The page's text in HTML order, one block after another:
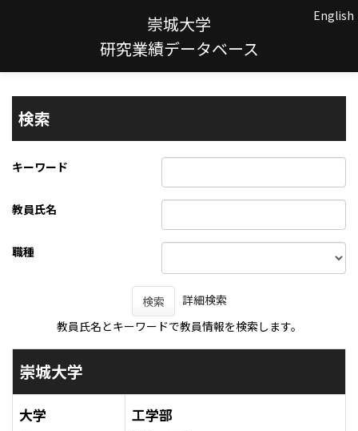
崇城大学
研究業績データベース
English
検索
キーワード
教員氏名
職種
検索
詳細検索
教員氏名とキーワードで教員情報を検索します。
崇城大学
大学 工学部